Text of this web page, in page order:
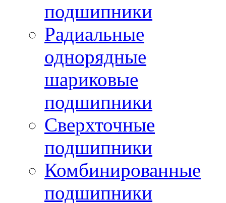
подшипники
Радиальные
однорядные
шариковые
подшипники
Сверхточные
подшипники
Комбинированные
подшипники